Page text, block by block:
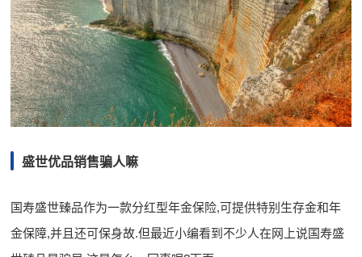
盛世优品销售骗人嘛
国寿盛世臻品作为一款分红型年金保险,可提供特别生存金和年
金保障,并且还可保身故.但最近小编看到不少人在网上说国寿盛